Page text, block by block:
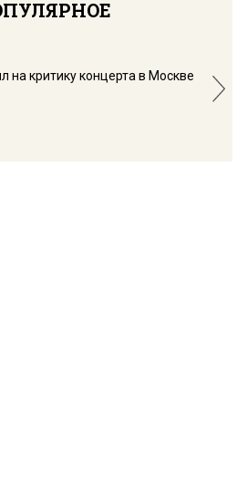
на критику концерта в Москве